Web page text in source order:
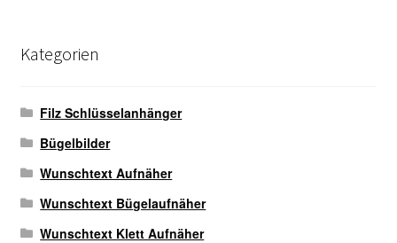
Kategorien
Filz Schlüsselanhänger
Bügelbilder
Wunschtext Aufnäher
Wunschtext Bügelaufnäher
Wunschtext Klett Aufnäher